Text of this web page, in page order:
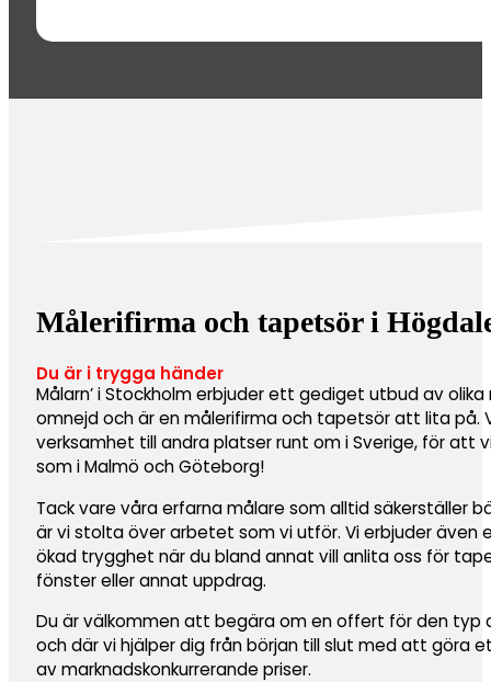
Målerifirma och tapetsör i
Du är i trygga händer
Målarn’ i Stockholm erbjuder ett gediget utbud av
omnejd och är en målerifirma och tapetsör att lita på.
verksamhet till andra platser runt om i Sverige, för att
som i Malmö och Göteborg!
Tack vare våra erfarna målare som alltid säkerställer
är vi stolta över arbetet som vi utför. Vi erbjuder även
ökad trygghet när du bland annat vill anlita oss för
fönster eller annat uppdrag.
Du är välkommen att begära om en offert för den typ
och där vi hjälper dig från början till slut med att göra
av marknadskonkurrerande priser.